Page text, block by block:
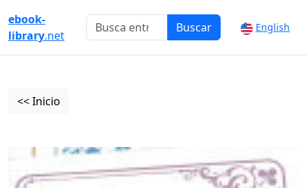
ebook-
library.net
Buscar English
<< Inicio